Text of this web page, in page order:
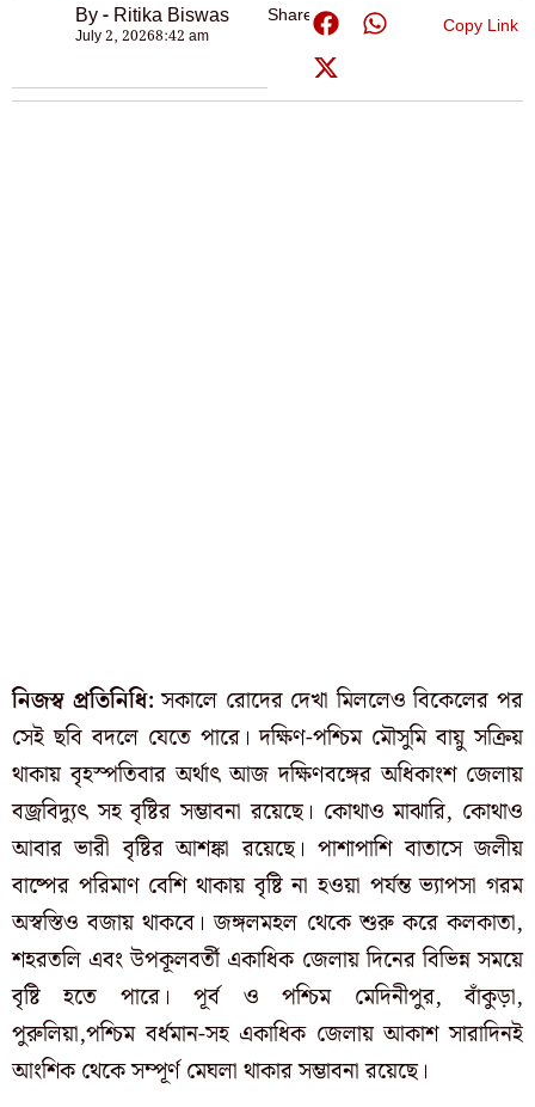
By - Ritika Biswas
July 2, 20268:42 am
Share: Copy Link
নিজস্ব প্রতিনিধি: সকালে রোদের দেখা মিললেও বিকেলের পর
সেই ছবি বদলে যেতে পারে। দক্ষিণ-পশ্চিম মৌসুমি বায়ু সক্রিয়
থাকায় বৃহস্পতিবার অর্থাৎ আজ দক্ষিণবঙ্গের অধিকাংশ জেলায়
বজ্রবিদ্যুৎ সহ বৃষ্টির সম্ভাবনা রয়েছে। কোথাও মাঝারি, কোথাও
আবার ভারী বৃষ্টির আশঙ্কা রয়েছে। পাশাপাশি বাতাসে জলীয়
বাষ্পের পরিমাণ বেশি থাকায় বৃষ্টি না হওয়া পর্যন্ত ভ্যাপসা গরম
অস্বস্তিও বজায় থাকবে। জঙ্গলমহল থেকে শুরু করে কলকাতা,
শহরতলি এবং উপকূলবর্তী একাধিক জেলায় দিনের বিভিন্ন সময়ে
বৃষ্টি হতে পারে। পূর্ব ও পশ্চিম মেদিনীপুর, বাঁকুড়া,
পুরুলিয়া,পশ্চিম বর্ধমান-সহ একাধিক জেলায় আকাশ সারাদিনই
আংশিক থেকে সম্পূর্ণ মেঘলা থাকার সম্ভাবনা রয়েছে।